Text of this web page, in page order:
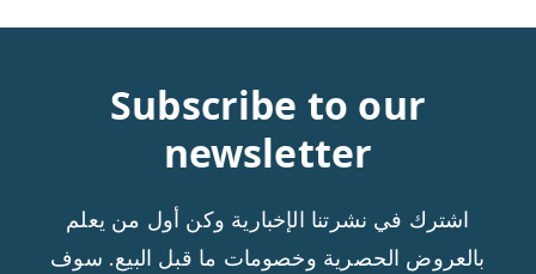
Subscribe to our
newsletter
اشترك في نشرتنا الإخبارية وكن أول من يعلم
بالعروض الحصرية وخصومات ما قبل البيع. سوف